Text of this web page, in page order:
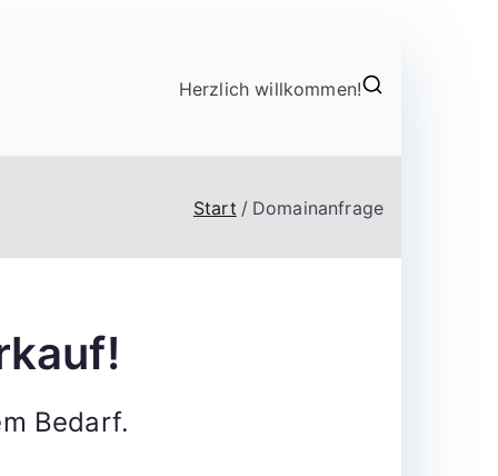
Herzlich willkommen!
Start Domainanfrage
Bedarf.